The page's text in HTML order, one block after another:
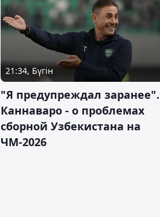
21:34, Бүгін
"Я предупреждал заранее".
Каннаваро - о проблемах
сборной Узбекистана на
ЧМ-2026